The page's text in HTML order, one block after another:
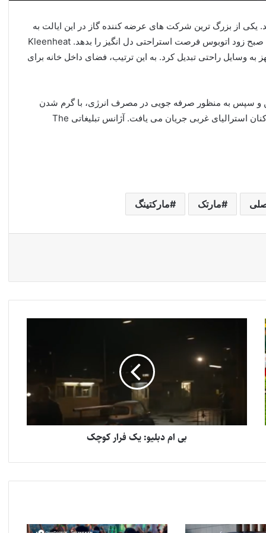
از بزرگ ترین شرکت های عرضه کننده گاز در این ایالت به
زود اتوبوس فرصت استراحتی دل انگیز را بدهد. Kleenheat
وسایل راحتی تبدیل کرد. به این ترتیب، فضای داخل خانه برای
و سپس به منظور صرفه جویی در مصرف انرژی، با گرم شدن
استرالیای غربی جریان می یافت. آژانس تبلیغاتی The
مارتک مارکتینگ
بی ام دبلیو: یک فرار کوچک